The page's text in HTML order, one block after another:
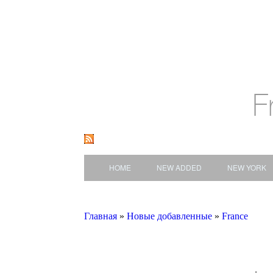
HOME NEW ADDED NEW YORK
Главная » Новые добавленные » France